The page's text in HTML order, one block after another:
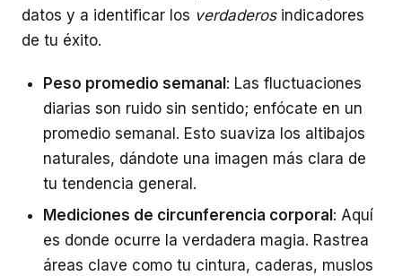
datos y a identificar los verdaderosindicadores
de tu éxito.
Peso promedio semanal : Las fluctuaciones
diarias son ruido sin sentido; enfócate en un
promedio semanal. Esto suaviza los altibajos
naturales, dándote una imagen más clara de
tu tendencia general.
Mediciones de circunferencia corporal : Aquí
es donde ocurre la verdadera magia. Rastrea
áreas clave como tu cintura, caderas, muslos